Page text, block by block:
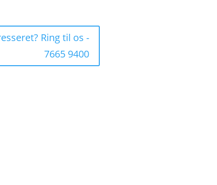
Ring til os -
7665 9400